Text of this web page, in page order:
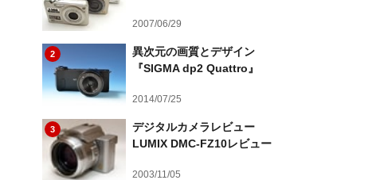
2007/06/29
2
異次元の画質とデザイン
『SIGMA dp2 Quattro』
2014/07/25
3
デジタルカメラレビュー
LUMIX DMC-FZ10レビュー
2003/11/05